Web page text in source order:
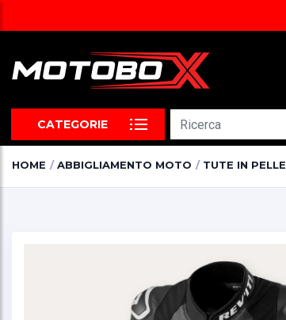
CATEGORIE
HOME ABBIGLIAMENTO MOTO TUTE IN PELLE